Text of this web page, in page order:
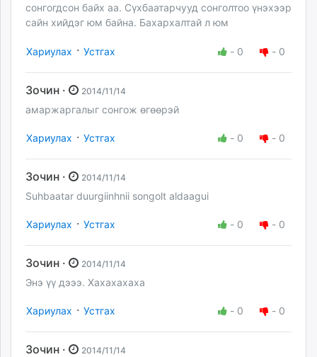
сонгогдсон байх аа. Сүхбаатарчууд сонголтоо үнэхээр
сайн хийдэг юм байна. Бахархалтай л юм
Хариулах · Устгах - 0 - 0
Зочин · 2014/11/14
амаржаргалыг сонгож өгөөрэй
Хариулах · Устгах - 0 - 0
Зочин · 2014/11/14
Suhbaatar duurgiinhnii songolt aldaagui
Хариулах · Устгах - 0 - 0
Зочин · 2014/11/14
Энэ үү дэээ. Хахахахаха
Хариулах · Устгах - 0 - 0
Зочин · 2014/11/14